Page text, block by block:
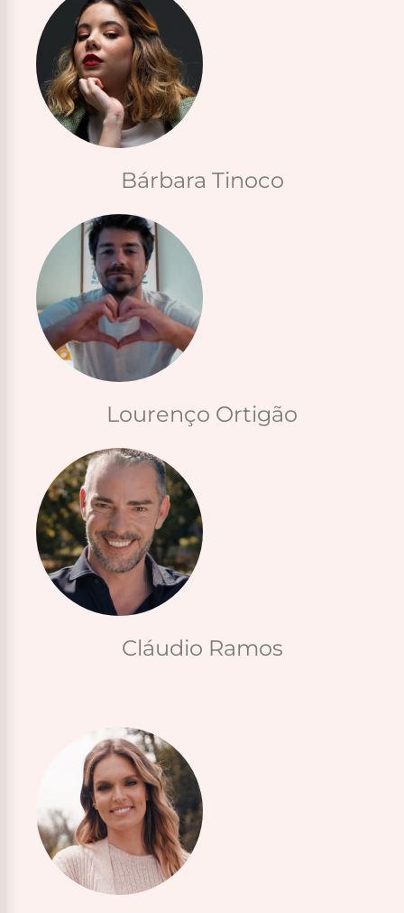
Bárbara Tinoco
Lourenço Ortigão
Cláudio Ramos